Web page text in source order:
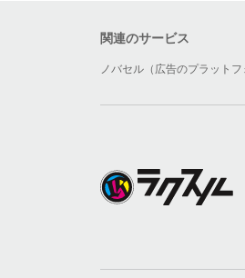
関連のサービス
ノバセル（広告のプラットフ